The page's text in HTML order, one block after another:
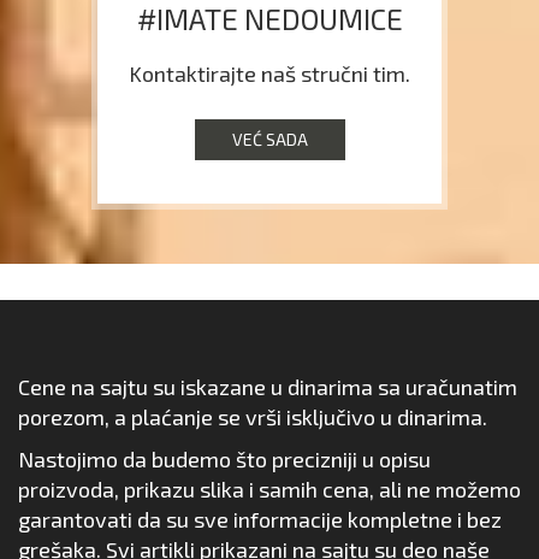
#IMATE NEDOUMICE
Kontaktirajte naš stručni tim.
VEĆ SADA
Cene na sajtu su iskazane u dinarima sa uračunatim
porezom, a plaćanje se vrši isključivo u dinarima.
Nastojimo da budemo što precizniji u opisu
proizvoda, prikazu slika i samih cena, ali ne možemo
garantovati da su sve informacije kompletne i bez
grešaka. Svi artikli prikazani na sajtu su deo naše